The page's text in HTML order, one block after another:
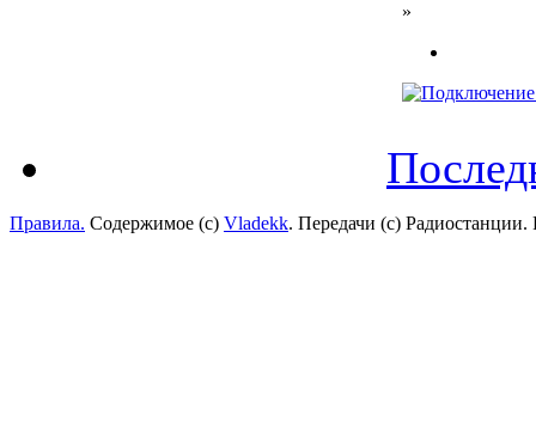
»
Правила. Содержимое (с) Vladekk. Передачи (с)